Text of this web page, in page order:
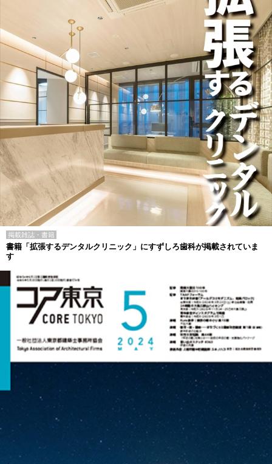
掲載雑誌・書籍
書籍「拡張するデンタルクリニック」にすずしろ歯科が掲載されていま
す